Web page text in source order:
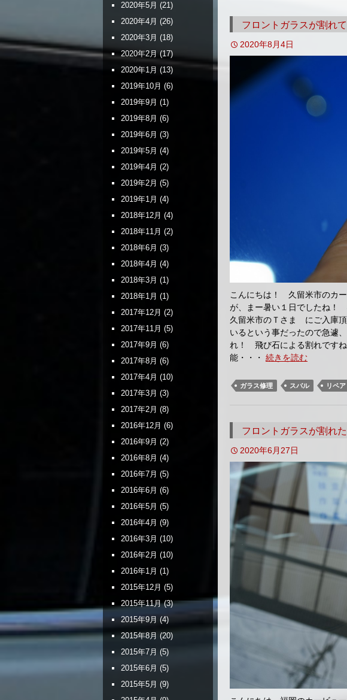
フロントガラスが割れ
2020年8月4日
こんにちは！ 久留米市のカ
が、まー暑い１日でしたね！
久留米市のＴさま にご入庫
いるという事だったので急遽
れ！ 飛び石による割れです
能・・・ 続きを読む
ガラス修理 スバル リペア
フロントガラスが割れ
2020年6月27日
2020年5月 (21)
2020年4月 (26)
2020年3月 (18)
2020年2月(17)
2020年1月 (13)
2019年10月 (6)
2019年9月 (1)
2019年8月 (6)
2019年6月 (3)
2019年5月 (4)
2019年4月 (2)
2019年2月 (5)
2019年1月 (4)
2018年12月 (4)
2018年11月 (2)
2018年6月 (3)
2018年4月 (4)
2018年3月 (1)
2018年1月 (1)
2017年12月 (2)
2017年11月 (5)
2017年9月 (6)
2017年8月 (6)
2017年4月 (10)
2017年3月 (3)
2017年2月 (8)
2016年12月 (6)
2016年9月 (2)
2016年8月 (4)
2016年7月 (5)
2016年6月 (6)
2016年5月 (5)
2016年4月 (9)
2016年3月 (10)
2016年2月 (10)
2016年1月 (1)
2015年12月 (5)
2015年11月(3)
2015年9月 (4)
2015年8月 (20)
2015年7月 (5)
2015年6月 (5)
2015年5月 (9)